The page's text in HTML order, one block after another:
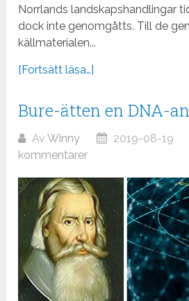
Norrlands landskapshandlingar
dock inte genomgåtts. Till de
källmaterialen...
[Fortsätt läsa…]
Bure-ätten en DNA-
AvWinny 2019-08-19
kommentarer